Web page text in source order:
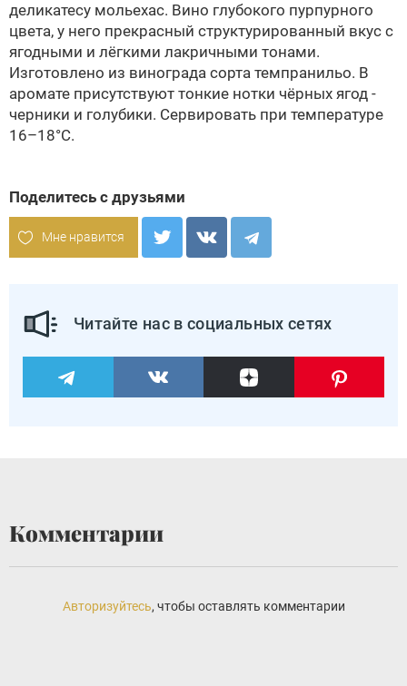
деликатесу мольехас. Вино глубокого пурпурного
цвета, у него прекрасный структурированный вкус с
ягодными и лёгкими лакричными тонами.
Изготовлено из винограда сорта темпранильо. В
аромате присутствуют тонкие нотки чёрных ягод -
черники и голубики. Сервировать при температуре
16–18°С.
Поделитесь с друзьями
Мне нравится
Читайте нас в социальных сетях
Комментарии
Авторизуйтесь, чтобы оставлять комментарии